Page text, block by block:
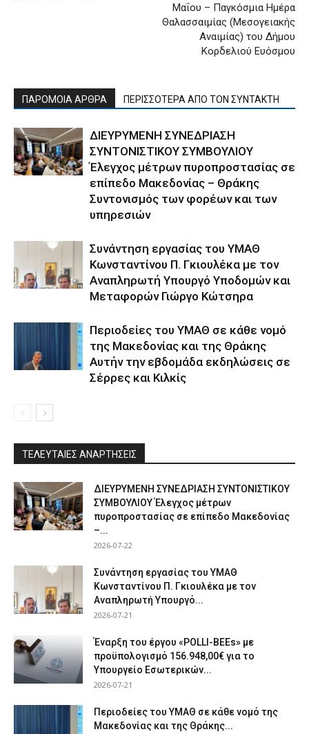
Μαΐου – Παγκόσμια Ημέρα
Θαλασσαιμίας (Μεσογειακής
Αναιμίας) του Δήμου
Κορδελιού Ευόσμου
ΠΑΡΟΜΟΙΑ ΑΡΘΡΑ ΠΕΡΙΣΣΟΤΕΡΑ ΑΠΟ ΤΟΝ ΣΥΝΤΑΚΤΗ
ΔΙΕΥΡΥΜΕΝΗ ΣΥΝΕΔΡΙΑΣΗ
ΣΥΝΤΟΝΙΣΤΙΚΟΥ ΣΥΜΒΟΥΛΙΟΥ
Έλεγχος μέτρων πυροπροστασίας σε
επίπεδο Μακεδονίας – Θράκης
Συντονισμός των φορέων και των
υπηρεσιών
Συνάντηση εργασίας του ΥΜΑΘ
Κωνσταντίνου Π. Γκιουλέκα με τον
Αναπληρωτή Υπουργό Υποδομών και
Μεταφορών Γιώργο Κώτσηρα
Περιοδείες του ΥΜΑΘ σε κάθε νομό
της Μακεδονίας και της Θράκης
Αυτήν την εβδομάδα εκδηλώσεις σε
Σέρρες και Κιλκίς
ΤΕΛΕΥΤΑΙΕΣ ΑΝΑΡΤΗΣΕΙΣ
ΔΙΕΥΡΥΜΕΝΗ ΣΥΝΕΔΡΙΑΣΗ ΣΥΝΤΟΝΙΣΤΙΚΟΥ
ΣΥΜΒΟΥΛΙΟΥ Έλεγχος μέτρων
πυροπροστασίας σε επίπεδο Μακεδονίας
–...
2026-07-22
Συνάντηση εργασίας του ΥΜΑΘ
Κωνσταντίνου Π. Γκιουλέκα με τον
Αναπληρωτή Υπουργό...
2026-07-21
Έναρξη του έργου «POLLI-BEEs» με
προϋπολογισμό 156.948,00€ για το
Υπουργείο Εσωτερικών...
2026-07-21
Περιοδείες του ΥΜΑΘ σε κάθε νομό της
Μακεδονίας και της Θράκης...